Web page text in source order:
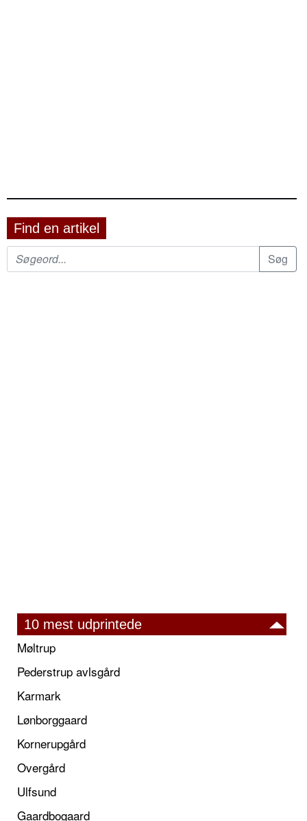
Find en artikel
10 mest udprintede
Møltrup
Pederstrup avlsgård
Karmark
Lønborggaard
Kornerupgård
Overgård
Ulfsund
Gaardbogaard